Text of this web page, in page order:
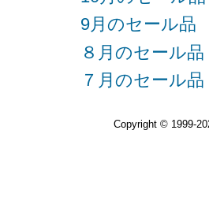
9月のセール品
８月のセール品
７月のセール品
Copyright © 1999-